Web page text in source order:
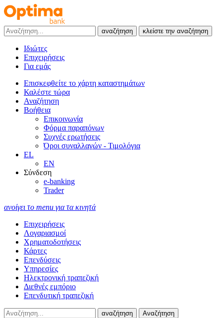
αναζήτηση κλείστε την αναζήτηση
Ιδιώτες
Επιχειρήσεις
Για εμάς
Επισκεφθείτε το χάρτη καταστημάτων
Καλέστε τώρα
Αναζήτηση
Βοήθεια
Επικοινωνία
Φόρμα παραπόνων
Συχνές ερωτήσεις
Όροι συναλλαγών - Τιμολόγια
EL
EN
Σύνδεση
e-banking
Trader
ανοίγει το menu για τα κινητά
Επιχειρήσεις
Λογαριασμοί
Χρηματοδοτήσεις
Κάρτες
Επενδύσεις
Υπηρεσίες
Ηλεκτρονική τραπεζική
Διεθνές εμπόριο
Επενδυτική τραπεζική
αναζήτηση Αναζήτηση